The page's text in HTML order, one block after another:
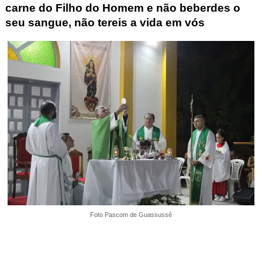
carne do Filho do Homem e não beberdes o
seu sangue, não tereis a vida em vós
Foto Pascom de Guassussê